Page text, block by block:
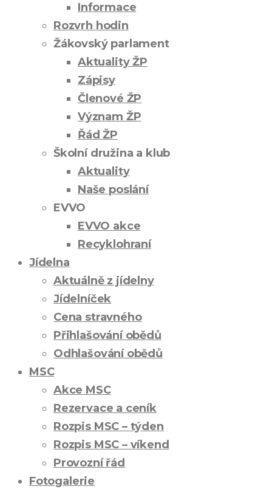
Informace
Rozvrh hodin
Žákovský parlament
Aktuality ŽP
Zápisy
Členové ŽP
Význam ŽP
Řád ŽP
Školní družina a klub
Aktuality
Naše poslání
EVVO
EVVO akce
Recyklohraní
Jídelna
Aktuálně z jídelny
Jídelníček
Cena stravného
Přihlašování obědů
Odhlašování obědů
MSC
Akce MSC
Rezervace a ceník
Rozpis MSC – týden
Rozpis MSC – víkend
Provozní řád
Fotogalerie